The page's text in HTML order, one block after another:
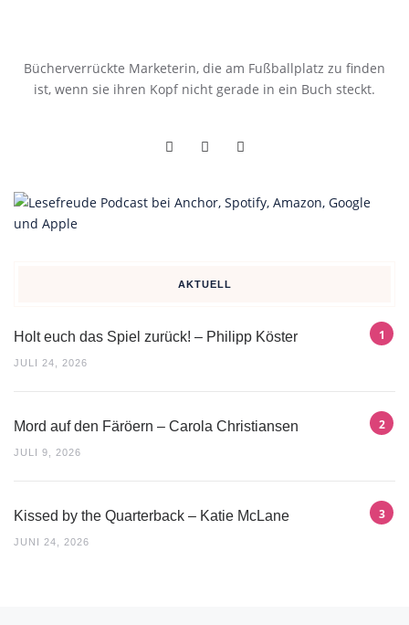
Bücherverrückte Marketerin, die am Fußballplatz zu finden
ist, wenn sie ihren Kopf nicht gerade in ein Buch steckt.
AKTUELL
Holt euch das Spiel zurück! – Philipp Köster
JULI 24, 2026
Mord auf den Färöern – Carola Christiansen
JULI 9, 2026
Kissed by the Quarterback – Katie McLane
JUNI 24, 2026